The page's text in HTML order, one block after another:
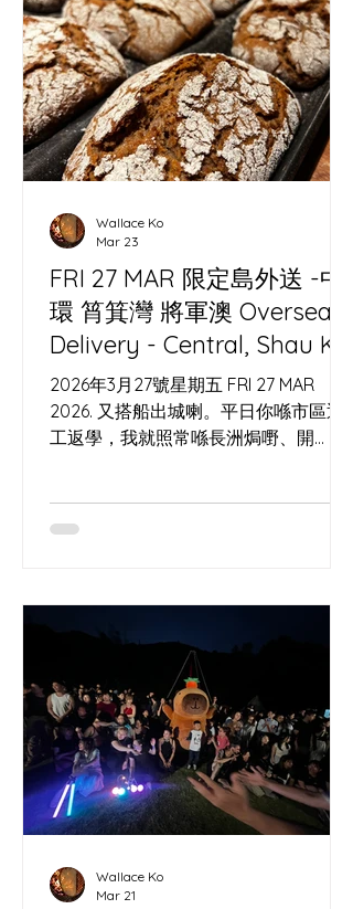
FRI 27 MAR 限定島外送 -中
環 筲箕灣 將軍澳 Oversea
Delivery - Central, Shau Kei
Wan, Tseung Kwan O
2026年3月27號星期五 FRI 27 MAR
2026. 又搭船出城喇。平日你喺市區返
工返學，我就照常喺長洲焗嘢、開
Wallace Ko
Mar 23
Wallace Ko
Mar 21